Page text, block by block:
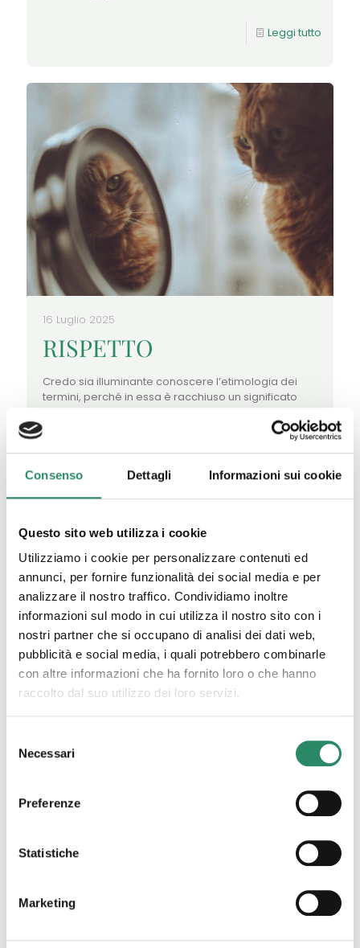
Consenso Dettagli Informazioni sui cookie
Questo sito web utilizza i cookie
Utilizziamo i cookie per personalizzare contenuti ed
annunci, per fornire funzionalità dei social media e per
analizzare il nostro traffico. Condividiamo inoltre
informazioni sul modo in cui utilizza il nostro sito con i
nostri partner che si occupano di analisi dei dati web,
pubblicità e social media, i quali potrebbero combinarle
con altre informazioni che ha fornito loro o che hanno
raccolto dal suo utilizzo dei loro servizi.
delNecessari
Preferenze
Statistiche
Marketing
Leggi tutto
16 Luglio 2025
RISPETTO
Credo sia illuminante conoscere l’etimologia dei
termini, perché in essa è racchiuso un significato
profondo che spesso ignoriamo. Ed eccomi qui a
Leggi tutto
7 Marzo 2023
Piacere, Felicità
felicità? E quale funzione abbia nella nostra vita? Vi
siete mai soffermati sul termine piacere e quanto